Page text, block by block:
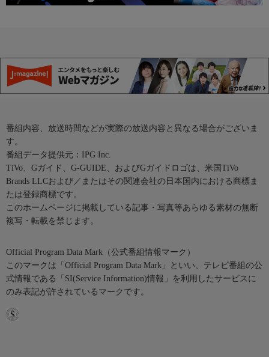
番組内容、放送時間などが実際の放送内容と異なる場合がございま
す。
番組データ提供元：IPG Inc.
TiVo、Gガイド、G-GUIDE、およびGガイドロゴは、米国TiVo
Brands LLCおよび／またはその関連会社の日本国内における商標ま
たは登録商標です。
このホームページに掲載している記事・写真等あらゆる素材の無断
複写・転載を禁じます。
Official Program Data Mark（公式番組情報マーク）
このマークは「Official Program Data Mark」といい、テレビ番組の公
式情報である「SI(Service Information)情報」を利用したサービスに
のみ表記が許されているマークです。